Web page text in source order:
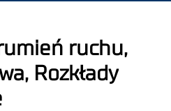
ruchu,
Rozkłady